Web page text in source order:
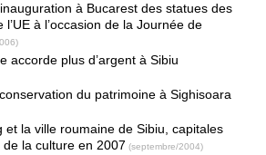
à Bucarest des statues des
l’UE à l’occasion de la Journée de
accorde plus d’argent à Sibiu
du patrimoine à Sighisoara
et la ville roumaine de Sibiu, capitales
la culture en 2007 (septembre/2004)